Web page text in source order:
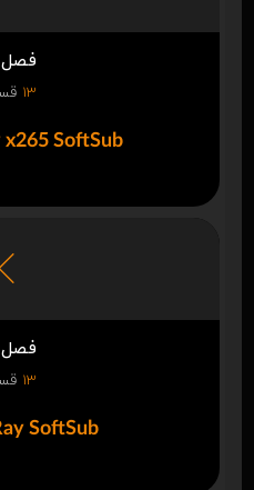
فصل
13
x265 SoftSub
فصل
13
SoftSub